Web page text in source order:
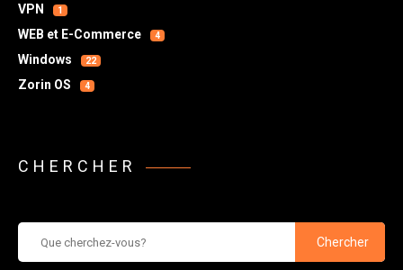
VPN 1
WEB et E-Commerce 4
Windows 22
Zorin OS 4
CHERCHER